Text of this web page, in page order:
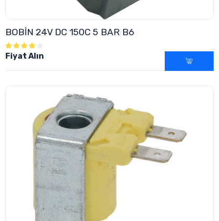
BOBİN 24V DC 150C 5 BAR B6
Fiyat Alın